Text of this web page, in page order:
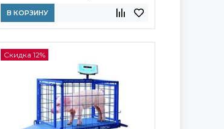
В КОРЗИНУ
Скидка 12%